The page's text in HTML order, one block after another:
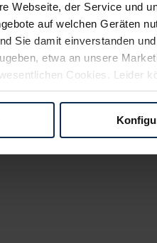
Webseite, der Service und
auf welchen Geräten
Sie damit einverstanden
etwa an unsere
Cookies. Leider
Weg zu Ihrem Neuwagen